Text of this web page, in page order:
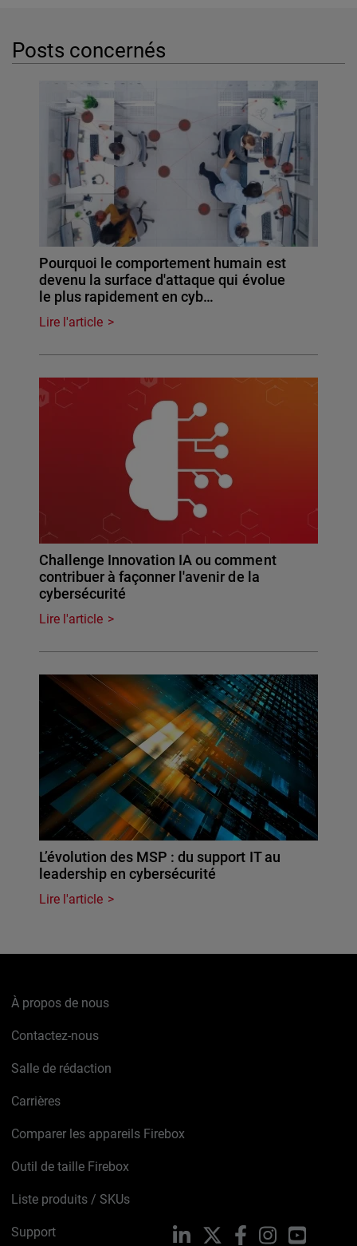
Posts concernés
Pourquoi le comportement humain est
devenu la surface d'attaque qui évolue
le plus rapidement en cyb…
Lire l'article
Challenge Innovation IA ou comment
contribuer à façonner l'avenir de la
cybersécurité
Lire l'article
L’évolution des MSP : du support IT au
leadership en cybersécurité
Lire l'article
À propos de nous
Contactez-nous
Salle de rédaction
Carrières
Comparer les appareils Firebox
Outil de taille Firebox
Liste produits / SKUs
Support LinkedIn FacebookInstagramYouTube